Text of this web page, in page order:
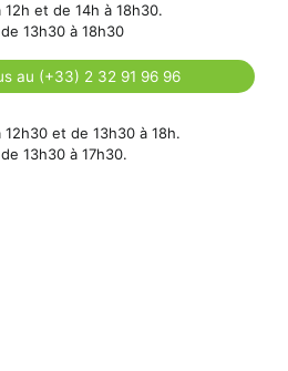
et de 14h à 18h30.
13h30 à 18h30
au (+33) 2 32 91 96 96
et de 13h30 à 18h.
13h30 à 17h30.